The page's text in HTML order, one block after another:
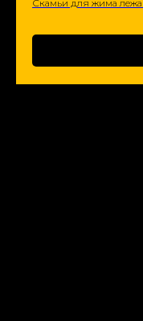
Скамьи для жима лежа